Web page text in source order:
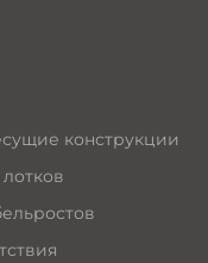
конструкции